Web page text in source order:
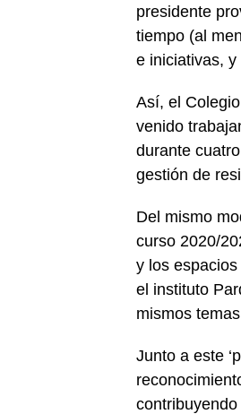
presidente
tiempo (al
e iniciativas,
Así, el
venido
durante
gestión de
Del mismo
curso 2020/
y los
el instituto
mismos
Junto a este